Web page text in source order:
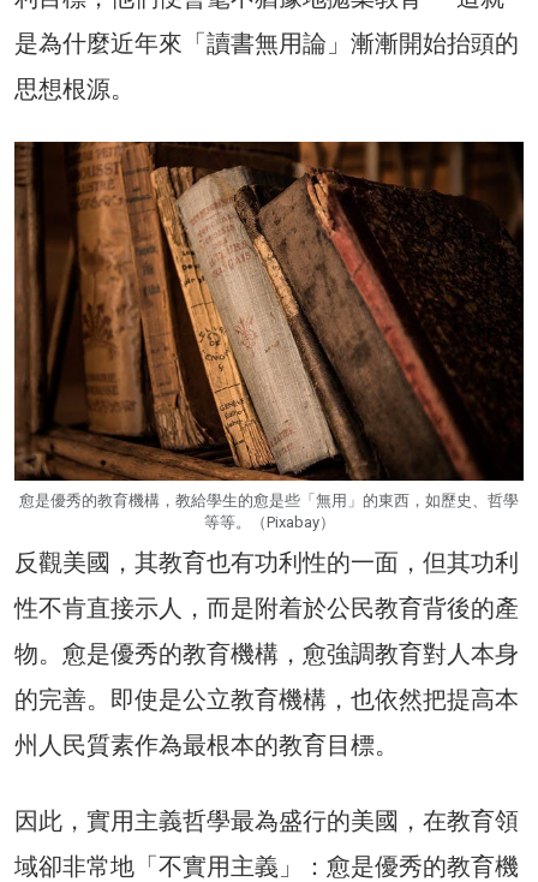
是為什麼近年來「讀書無用論」漸漸開始抬頭的
思想根源。
愈是優秀的教育機構，教給學生的愈是些「無用」的東西，如歷史、哲學
等等。（Pixabay）
反觀美國，其教育也有功利性的一面，但其功利
性不肯直接示人，而是附着於公民教育背後的產
物。愈是優秀的教育機構，愈強調教育對人本身
的完善。即使是公立教育機構，也依然把提高本
州人民質素作為最根本的教育目標。
因此，實用主義哲學最為盛行的美國，在教育領
域卻非常地「不實用主義」：愈是優秀的教育機